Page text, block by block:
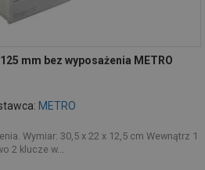
mm bez wyposażenia METRO
METRO
Wymiar: 30,5 x 22 x 12,5 cm Wewnątrz 1
2 klucze w...